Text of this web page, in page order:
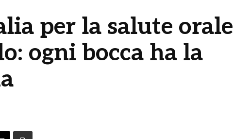
per la salute orale
ogni bocca ha la